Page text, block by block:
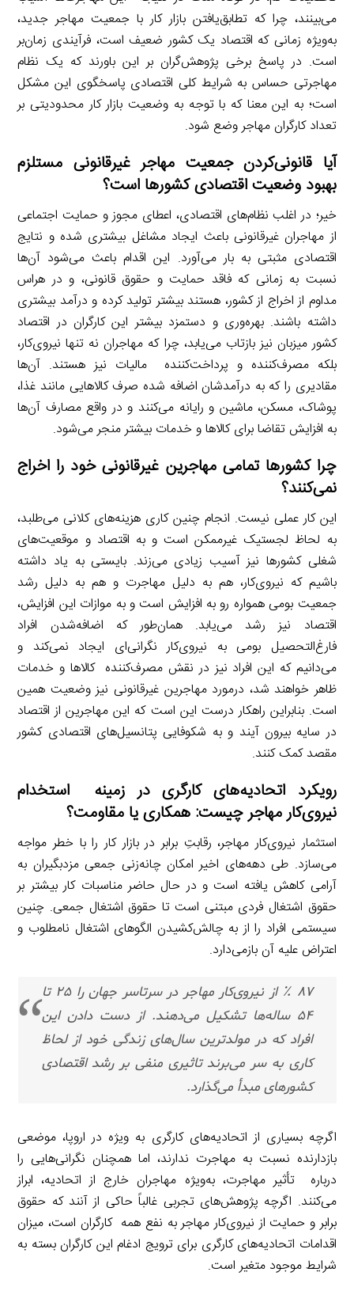
می‌بینند، چرا که تطابق‌یافتن بازار کار با جمعیت مهاجر جدید،
به‌ویژه زمانی که اقتصاد یک کشور ضعیف است، فرآیندی زمان‌بر
است. در پاسخ برخی پژوهش‌گران بر این باورند که یک نظام
مهاجرتی حساس به شرایط کلی اقتصادی پاسخگوی این مشکل
است؛ به این معنا که با توجه به وضعیت بازار کار محدودیتی بر
تعداد کارگران مهاجر وضع شود.
آیا قانونی‌کردن جمعیت مهاجر غیرقانونی مستلزم
بهبود وضعیت اقتصادی کشورها است؟
خیر؛ در اغلب نظام‌های اقتصادی، اعطای مجوز و حمایت اجتماعی
از مهاجران غیرقانونی باعث ایجاد مشاغل بیشتری شده و نتایج
اقتصادی مثبتی به بار می‌آورد. این اقدام باعث می‌شود آن‌ها
نسبت به زمانی که فاقد حمایت و حقوق قانونی، و در هراس
مداوم از اخراج از کشور، هستند بیشتر تولید کرده و درآمد بیشتری
داشته باشند. بهره‌وری و دستمزد بیشتر این کارگران در اقتصاد
کشور میزبان نیز بازتاب می‌یابد، چرا که مهاجران نه تنها نیروی‌کار،
بلکه مصرف‌کننده و پرداخت‌کننده مالیات نیز هستند. آن‌ها
مقادیری را که به درآمدشان اضافه شده صرف کالاهایی مانند غذا،
پوشاک، مسکن، ماشین و رایانه می‌کنند و در واقع مصارف آن‌ها
به افزایش تقاضا برای کالاها و خدمات بیشتر منجر می‌شود.
چرا کشورها تمامی مهاجرین غیرقانونی خود را اخراج
نمی‌کنند؟
این کار عملی نیست. انجام چنین کاری هزینه‌های کلانی می‌طلبد،
به لحاظ لجستیک غیرممکن است و به اقتصاد و موقعیت‌های
شغلی کشورها نیز آسیب زیادی می‌زند. بایستی به یاد داشته
باشیم که نیروی‌کار، هم به دلیل مهاجرت و هم به دلیل رشد
جمعیت بومی همواره رو به افزایش است و به موازات این افزایش،
اقتصاد نیز رشد می‌یابد. همان‌طور که اضافه‌شدن افراد
فارغ‌التحصیل بومی به نیروی‌کار نگرانی‌ای ایجاد نمی‌کند و
می‌دانیم که این افراد نیز در نقش مصرف‌کننده کالاها و خدمات
ظاهر خواهند شد، درمورد مهاجرین غیرقانونی نیز وضعیت همین
است. بنابراین راهکار درست این است که این مهاجرین از اقتصاد
در سایه بیرون آیند و به شکوفایی پتانسیل‌های اقتصادی کشور
مقصد کمک کنند.
رویکرد اتحادیه‌های کارگری در زمینه استخدام
نیروی‌کار مهاجر چیست: همکاری یا مقاومت؟
استثمار نیروی‌کار مهاجر، رقابتِ برابر در بازار کار را با خطر مواجه
می‌سازد. طی دهه‌های اخیر امکان چانه‌زنی جمعی مزدبگیران به
آرامی کاهش یافته است و در حال حاضر مناسبات کار بیشتر بر
حقوق اشتغال فردی مبتنی است تا حقوق اشتغال جمعی. چنین
سیستمی افراد را از به چالش‌کشیدن الگوهای اشتغال نامطلوب و
اعتراض علیه آن بازمی‌دارد.
۸۷ ٪ از نیروی‌کار مهاجر در سرتاسر جهان را ۲۵ تا
۵۴ ساله‌ها تشکیل می‌دهند. از دست دادن این
افراد که در مولدترین سال‌های زندگی خود از لحاظ
کاری به سر می‌برند تاثیری منفی بر رشد اقتصادی
کشورهای مبدأ می‌گذارد.
اگرچه بسیاری از اتحادیه‌های کارگری به ویژه در اروپا، موضعی
بازدارنده نسبت به مهاجرت ندارند، اما همچنان نگرانی‌هایی را
درباره تأثیر مهاجرت، به‌ویژه مهاجران خارج از اتحادیه، ابراز
می‌کنند. اگرچه پژوهش‌های تجربی غالباً حاکی از آنند که حقوق
برابر و حمایت از نیروی‌کار مهاجر به نفع همه کارگران است، میزان
اقدامات اتحادیه‌های کارگری برای ترویج ادغام این کارگران بسته به
شرایط موجود متغیر است.